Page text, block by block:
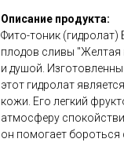
Описание продукта:
Фито-тоник
плодов сливы "Желтая
и душой.
этот гидролат
кожи. Его легкий
атмосферу
он помогает бороться